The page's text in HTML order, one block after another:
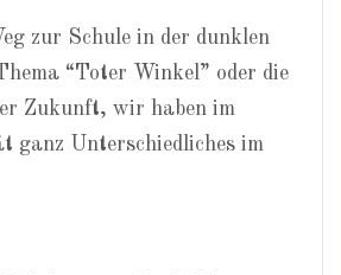
zur Schule in der dunklen
“Toter Winkel” oder die
Zukunft, wir haben im
ganz Unterschiedliches im